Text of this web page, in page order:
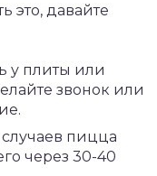
это, давайте
у плиты или
звонок или
пицца
через 30-40